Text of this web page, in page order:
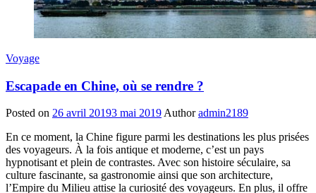
Voyage
Escapade en Chine, où se rendre ?
Posted on 26 avril 20193 mai 2019 Author admin2189
En ce moment, la Chine figure parmi les destinations les plus prisées
des voyageurs. À la fois antique et moderne, c’est un pays
hypnotisant et plein de contrastes. Avec son histoire séculaire, sa
culture fascinante, sa gastronomie ainsi que son architecture,
l’Empire du Milieu attise la curiosité des voyageurs. En plus, il offre